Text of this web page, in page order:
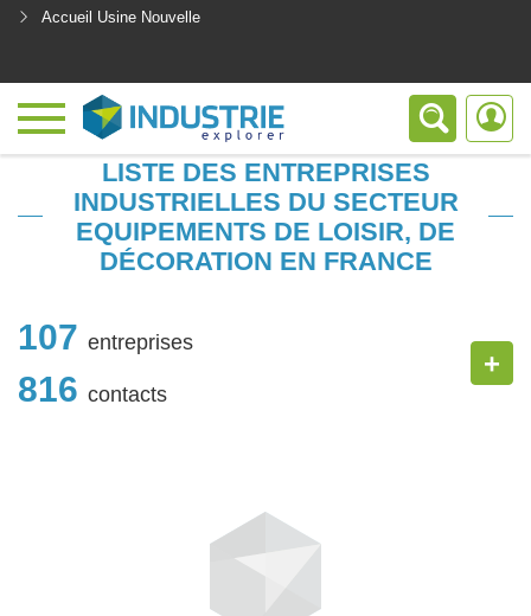
Accueil Usine Nouvelle
LISTE DES ENTREPRISES
INDUSTRIELLES DU SECTEUR
EQUIPEMENTS DE LOISIR, DE
DÉCORATION EN FRANCE
107 entreprises
816 contacts
+